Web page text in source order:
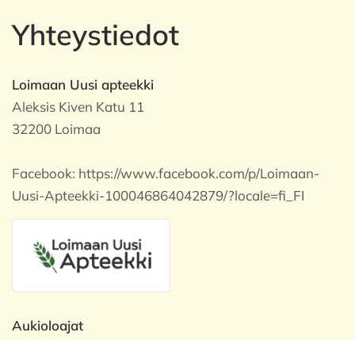
Yhteystiedot
Loimaan Uusi apteekki
Aleksis Kiven Katu 11
32200 Loimaa
Facebook: https://www.facebook.com/p/Loimaan-
Uusi-Apteekki-100046864042879/?locale=fi_FI
Aukioloajat